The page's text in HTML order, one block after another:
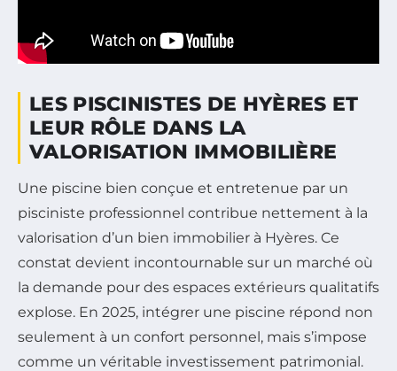
LES PISCINISTES DE HYÈRES ET
LEUR RÔLE DANS LA
VALORISATION IMMOBILIÈRE
Une piscine bien conçue et entretenue par un
pisciniste professionnel contribue nettement à la
valorisation d’un bien immobilier à Hyères. Ce
constat devient incontournable sur un marché où
la demande pour des espaces extérieurs qualitatifs
explose. En 2025, intégrer une piscine répond non
seulement à un confort personnel, mais s’impose
comme un véritable investissement patrimonial.